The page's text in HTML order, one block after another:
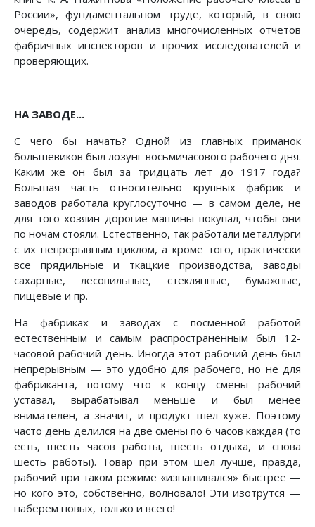
России», фундаментальном труде, который, в свою
очередь, содержит анализ многочисленных отчетов
фабричных инспекторов и прочих исследователей и
проверяющих.
НА ЗАВОДЕ...
С чего бы начать? Одной из главных приманок
большевиков был лозунг восьмичасового рабочего дня.
Каким же он был за тридцать лет до 1917 года?
Большая часть относительно крупных фабрик и
заводов работала круглосуточно — в самом деле, не
для того хозяин дорогие машины покупал, чтобы они
по ночам стояли. Естественно, так работали металлурги
с их непрерывным циклом, а кроме того, практически
все прядильные и ткацкие производства, заводы
сахарные, лесопильные, стеклянные, бумажные,
пищевые и пр.
На фабриках и заводах с посменной работой
естественным и самым распространенным был 12-
часовой рабочий день. Иногда этот рабочий день был
непрерывным — это удобно для рабочего, но не для
фабриканта, потому что к концу смены рабочий
уставал, вырабатывал меньше и был менее
внимателен, а значит, и продукт шел хуже. Поэтому
часто день делился на две смены по 6 часов каждая (то
есть, шесть часов работы, шесть отдыха, и снова
шесть работы). Товар при этом шел лучше, правда,
рабочий при таком режиме «изнашивался» быстрее —
но кого это, собственно, волновало! Эти изотрутся —
наберем новых, только и всего!